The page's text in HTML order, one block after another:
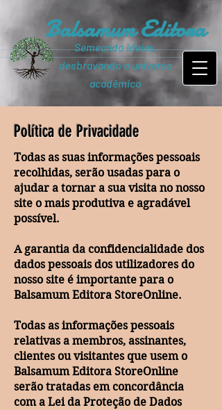
Balsamum Editora
Semeando ideias,
desbravando o universo
acadêmico
Política de Privacidade
Todas as suas informações pessoais
recolhidas, serão usadas para o
ajudar a tornar a sua visita no nosso
site o mais produtiva e agradável
possível.
A garantia da confidencialidade dos
dados pessoais dos utilizadores do
nosso site é importante para o
Balsamum Editora StoreOnline.
Todas as informações pessoais
relativas a membros, assinantes,
clientes ou visitantes que usem o
Balsamum Editora StoreOnline
serão tratadas em concordância
com a Lei da Proteção de Dados